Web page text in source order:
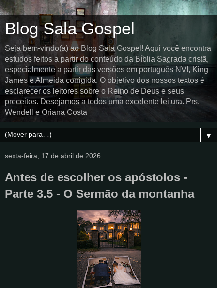
Blog Sala Gospel
Seja bem-vindo(a) ao Blog Sala Gospel! Aqui você encontra
estudos feitos a partir do conteúdo da Bíblia Sagrada cristã,
especialmente a partir das versões em português NVI, King
James e Almeida corrigida. O objetivo dos nossos textos é
esclarecer os leitores sobre o Reino de Deus e seus
preceitos. Desejamos a todos uma excelente leitura. Prs.
Wendell e Oriana Costa
▼
sexta-feira, 17 de abril de 2026
Antes de escolher os apóstolos -
Parte 3.5 - O Sermão da montanha